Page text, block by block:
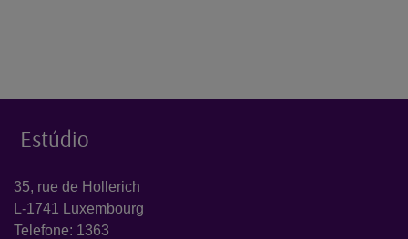
Estúdio
35, rue de Hollerich
L-1741 Luxembourg
Telefone: 1363